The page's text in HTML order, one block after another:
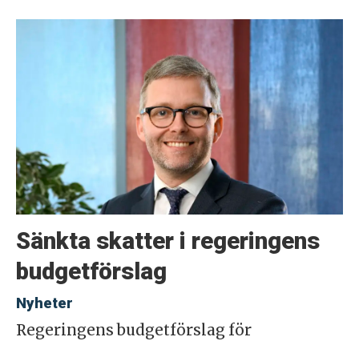
Sänkta skatter i regeringens
budgetförslag
Nyheter
Regeringens budgetförslag för